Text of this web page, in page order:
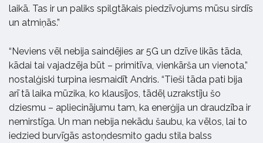
laikā. Tas ir un paliks spilgtākais piedzīvojums mūsu sirdīs
un atmiņās.”
“Neviens vēl nebija saindējies ar 5G un dzīve likās tāda,
kādai tai vajadzēja būt – primitīva, vienkārša un vienota,”
nostalģiski turpina iesmaidīt Andris. “Tieši tāda pati bija
arī tā laika mūzika, ko klausījos, tādēļ uzrakstīju šo
dziesmu – apliecinājumu tam, ka enerģija un draudzība ir
nemirstīga. Un man nebija nekādu šaubu, ka vēlos, lai to
iedzied burvīgās astoņdesmito gadu stila balss